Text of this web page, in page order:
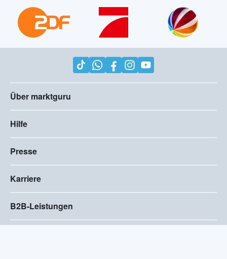
Über marktguru
Hilfe
Presse
Karriere
B2B-Leistungen